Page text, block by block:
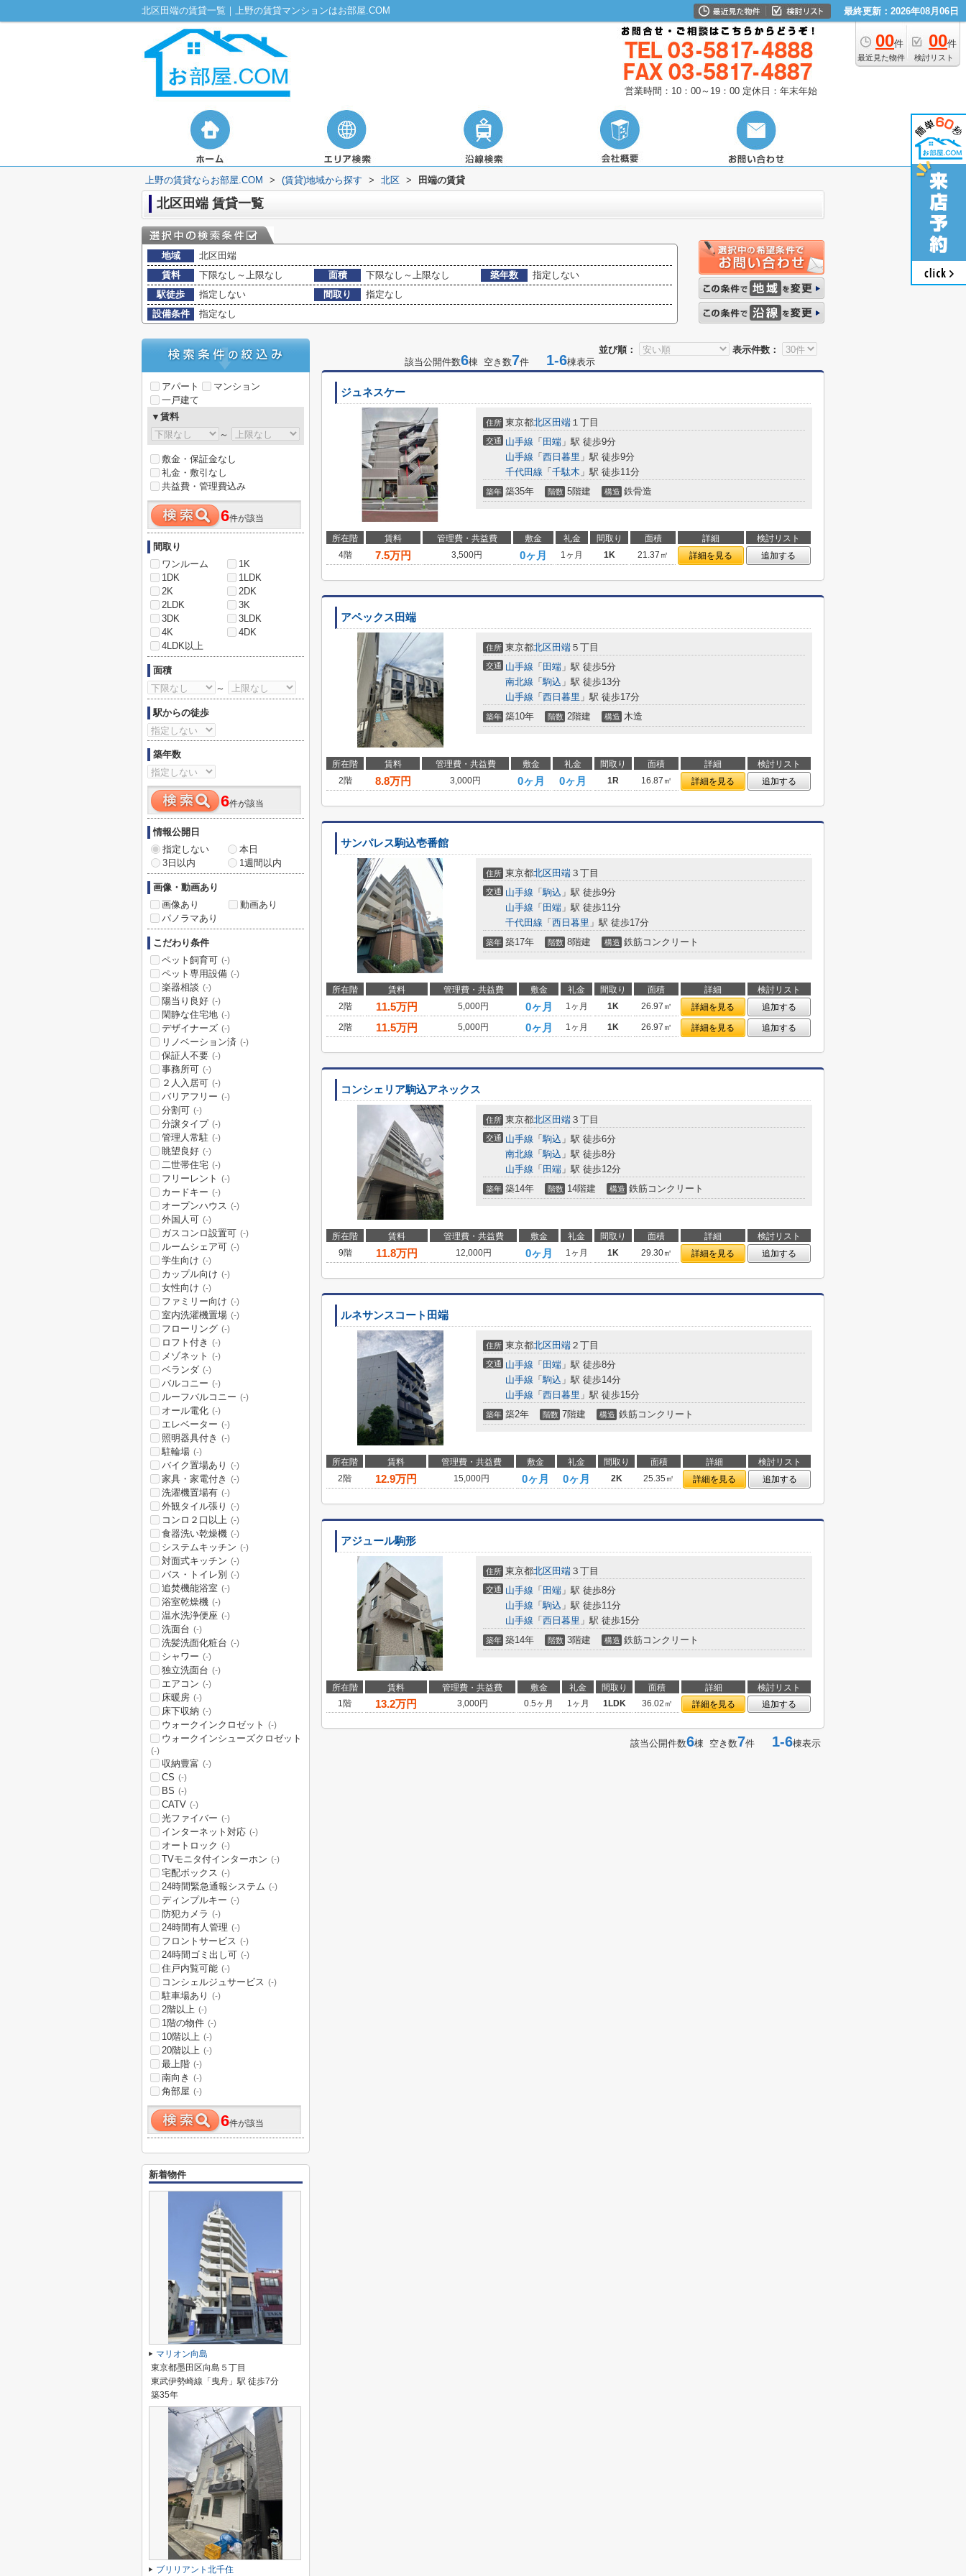
北区田端の賃貸一覧｜上野の賃貸マンションはお部屋.COM 最終更新：2026年08月06日
00件
最近見た物件
00件
検討リスト
営業時間：10：00～19：00 定休日：年末年始
上野の賃貸ならお部屋.COM > (賃貸)地域から探す > 北区 > 田端の賃貸
北区田端 賃貸一覧
地域
北区田端
賃料
下限なし～上限なし 面積 下限なし～上限なし 築年数
指定しない
駅徒歩
指定しない 間取り
指定なし
設備条件
指定なし
並び順：
表示件数：
該当公開件数6棟 空き数7件 1-6棟表示
ジュネスケー
住所 東京都北区田端 １丁目
交通 山手線 「 田端 」駅 徒歩9分
山手線 「 西日暮里 」駅 徒歩9分
千代田線 「 千駄木 」駅 徒歩11分
築年 築35年 階数 5階建 構造 鉄骨造
所在階 賃料 管理費・共益費 敷金 礼金 間取り 面積 詳細
検討リスト
4階
7.5万円 3,500円 0ヶ月 1ヶ月 1K 21.37㎡ 詳細を見る 追加する
アペックス田端
住所 東京都北区田端 ５丁目
交通 山手線 「 田端 」駅 徒歩5分
南北線 「駒込 」駅 徒歩13分
山手線 「 西日暮里 」駅 徒歩17分
築年 築10年 階数 2階建 構造 木造
所在階 賃料 管理費・共益費 敷金 礼金 間取り 面積 詳細
検討リスト
2階
8.8万円 3,000円 0ヶ月 0ヶ月 1R 16.87㎡ 詳細を見る 追加する
サンパレス駒込壱番館
住所 東京都北区田端 ３丁目
交通 山手線 「駒込 」駅 徒歩9分
山手線 「 田端 」駅 徒歩11分
千代田線 「 西日暮里 」駅 徒歩17分
築年 築17年 階数 8階建 構造 鉄筋コンクリート
所在階 賃料 管理費・共益費 敷金 礼金 間取り 面積 詳細
検討リスト
2階
11.5万円 5,000円 0ヶ月 1ヶ月 1K 26.97㎡ 詳細を見る
追加する
2階
11.5万円 5,000円 0ヶ月 1ヶ月 1K 26.97㎡ 詳細を見る 追加する
コンシェリア駒込アネックス
住所 東京都北区田端 ３丁目
交通 山手線 「駒込 」駅 徒歩6分
南北線 「駒込 」駅 徒歩8分
山手線 「 田端 」駅 徒歩12分
築年 築14年 階数 14階建 構造 鉄筋コンクリート
所在階 賃料 管理費・共益費 敷金 礼金 間取り 面積 詳細
検討リスト
9階
11.8万円 12,000円 0ヶ月 1ヶ月 1K 29.30㎡ 詳細を見る 追加する
ルネサンスコート田端
住所 東京都北区田端 ２丁目
交通 山手線 「 田端 」駅 徒歩8分
山手線 「駒込 」駅 徒歩14分
山手線 「 西日暮里 」駅 徒歩15分
築年 築2年 階数 7階建 構造 鉄筋コンクリート
所在階 賃料 管理費・共益費 敷金 礼金 間取り 面積 詳細
検討リスト
2階
12.9万円 15,000円 0ヶ月 0ヶ月 2K 25.35㎡ 詳細を見る 追加する
アジュール駒形
住所 東京都北区田端 ３丁目
交通 山手線 「 田端 」駅 徒歩8分
山手線 「駒込 」駅 徒歩11分
山手線 「 西日暮里 」駅 徒歩15分
築年 築14年 階数 3階建 構造 鉄筋コンクリート
所在階 賃料 管理費・共益費 敷金 礼金 間取り 面積 詳細
検討リスト
1階
13.2万円 3,000円 0.5ヶ月 1ヶ月 1LDK 36.02㎡ 詳細を見る 追加する
該当公開件数6棟 空き数7件 1-6棟表示
アパート
マンション
一戸建て
▼賃料
～
敷金・保証金なし
礼金・敷引なし
共益費・管理費込み
6件が該当
間取り
ワンルーム
1K
1DK
1LDK
2K
2DK
2LDK
3K
3DK
3LDK
4K
4DK
4LDK以上
面積
～
駅からの徒歩
築年数
6件が該当
情報公開日
指定しない
本日
3日以内
1週間以内
画像・動画あり
画像あり
動画あり
パノラマあり
こだわり条件
ペット飼育可 (-)
ペット専用設備 (-)
楽器相談 (-)
陽当り良好 (-)
閑静な住宅地 (-)
デザイナーズ (-)
リノベーション済 (-)
保証人不要 (-)
事務所可 (-)
２人入居可 (-)
バリアフリー (-)
分割可 (-)
分譲タイプ (-)
管理人常駐 (-)
眺望良好 (-)
二世帯住宅 (-)
フリーレント (-)
カードキー (-)
オープンハウス (-)
外国人可 (-)
ガスコンロ設置可 (-)
ルームシェア可 (-)
学生向け (-)
カップル向け (-)
女性向け (-)
ファミリー向け (-)
室内洗濯機置場 (-)
フローリング (-)
ロフト付き (-)
メゾネット (-)
ベランダ (-)
バルコニー (-)
ルーフバルコニー (-)
オール電化 (-)
エレベーター (-)
照明器具付き (-)
駐輪場 (-)
バイク置場あり (-)
家具・家電付き (-)
洗濯機置場有 (-)
外観タイル張り (-)
コンロ２口以上 (-)
食器洗い乾燥機 (-)
システムキッチン (-)
対面式キッチン (-)
バス・トイレ別 (-)
追焚機能浴室 (-)
浴室乾燥機 (-)
温水洗浄便座 (-)
洗面台 (-)
洗髪洗面化粧台 (-)
シャワー (-)
独立洗面台 (-)
エアコン (-)
床暖房 (-)
床下収納 (-)
ウォークインクロゼット (-)
ウォークインシューズクロゼット
(-)
収納豊富 (-)
CS (-)
BS (-)
CATV (-)
光ファイバー (-)
インターネット対応 (-)
オートロック (-)
TVモニタ付インターホン (-)
宅配ボックス (-)
24時間緊急通報システム (-)
ディンプルキー (-)
防犯カメラ (-)
24時間有人管理 (-)
フロントサービス (-)
24時間ゴミ出し可 (-)
住戸内覧可能 (-)
コンシェルジュサービス (-)
駐車場あり (-)
2階以上 (-)
1階の物件 (-)
10階以上 (-)
20階以上 (-)
最上階 (-)
南向き (-)
角部屋 (-)
6件が該当
新着物件
マリオン向島
東京都墨田区向島５丁目
東武伊勢崎線「曳舟」駅 徒歩7分
築35年
ブリリアント北千住